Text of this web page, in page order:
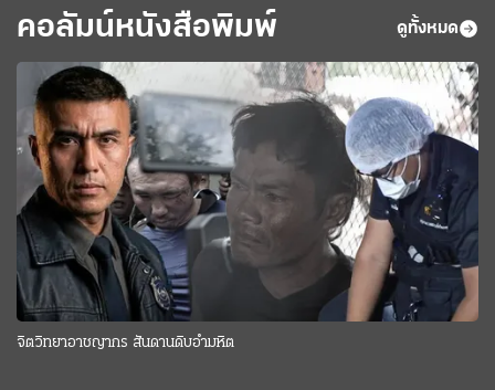
คอลัมน์หนังสือพิมพ์ ดูทั้งหมด
จิตวิทยาอาชญากร สันดานดิบอำมหิต